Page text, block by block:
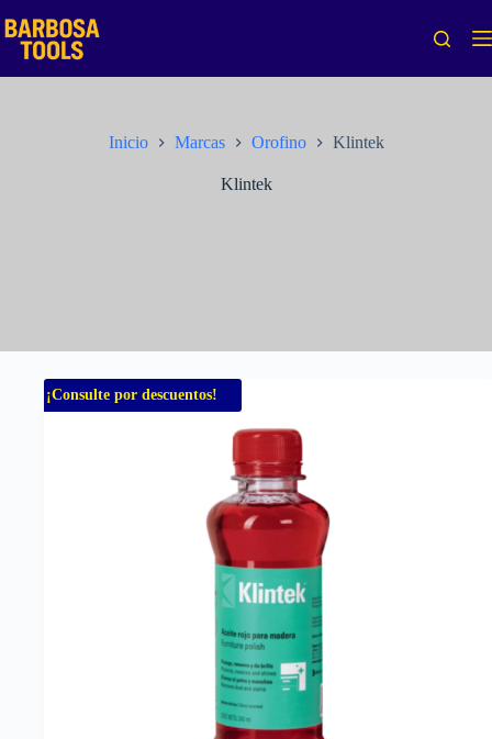
al
contenido
Inicio Marcas Orofino Klintek
Klintek
¡Consulte por descuentos!